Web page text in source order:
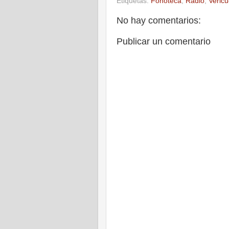
No hay comentarios:
Publicar un comentario